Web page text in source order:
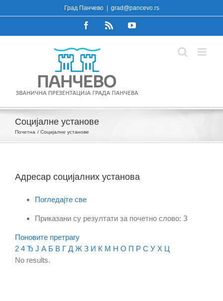
to
Град Панчево grad@pancevo.rs
FacebookRss YouTube
Социјалне установе
Почетна Социјалне установе
Адресар социјалних установа
Погледајте све
Приказани су резултати за почетно слово: З
Поновите претрагу
2 4 Ђ Ј А Б В Г Д Ж З И К М Н О П Р С У Х Ц
No results.